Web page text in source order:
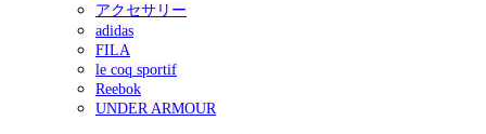
アクセサリー
adidas
FILA
le coq sportif
Reebok
UNDER ARMOUR